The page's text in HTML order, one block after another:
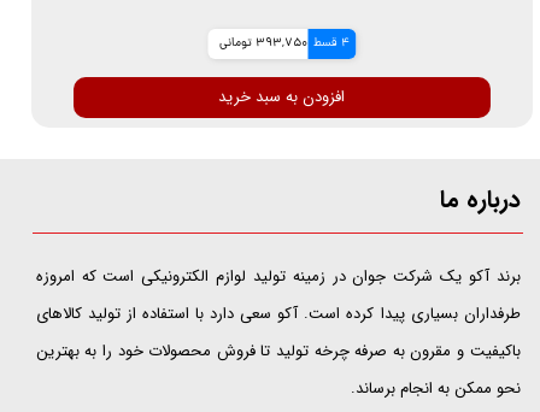
4 قسط 393,750 تومانی
افزودن به سبد خرید
درباره ما
​​​​​​​برند آکو یک شرکت جوان در زمینه تولید لوازم الکترونیکی است که امروزه
طرفداران بسیاری پیدا کرده است. آکو سعی دارد با استفاده از تولید کالاهای
باکیفیت و مقرون به صرفه چرخه تولید تا فروش محصولات خود را به بهترین
نحو ممکن به انجام برساند.